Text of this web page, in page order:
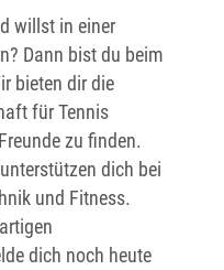
willst in einer
Dann bist du beim
bieten dir die
für Tennis
zu finden.
dich bei
und Fitness.
dich noch heute